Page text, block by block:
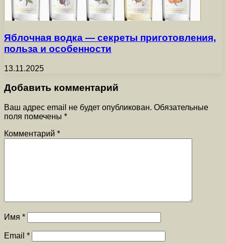
Яблочная водка — секреты приготовления,
польза и особенности
13.11.2025
Добавить комментарий
Ваш адрес email не будет опубликован. Обязательные
поля помечены *
Комментарий *
Имя *
Email *